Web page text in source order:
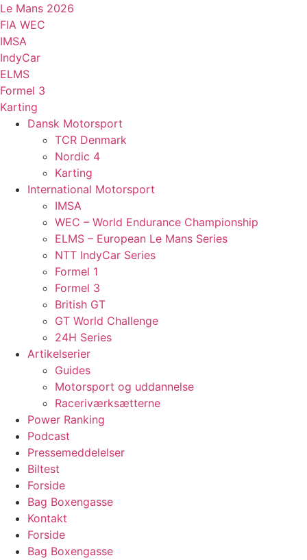
Videre
til
indhold
Le Mans 2026
FIA WEC
IMSA
IndyCar
ELMS
Formel 3
Karting
Dansk Motorsport
TCR Denmark
Nordic 4
Karting
International Motorsport
IMSA
WEC – World Endurance Championship
ELMS – European Le Mans Series
NTT IndyCar Series
Formel 1
Formel 3
British GT
GT World Challenge
24H Series
Artikelserier
Guides
Motorsport og uddannelse
Raceriværksætterne
Power Ranking
Podcast
Pressemeddelelser
Biltest
Forside
Bag Boxengasse
Kontakt
Forside
Bag Boxengasse